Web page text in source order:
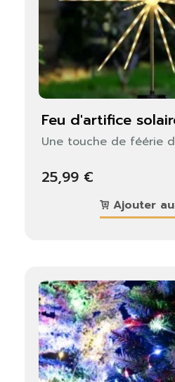
feu d'artifice
Une touche de féérie
25,99 €
Ajouter
produits dans votre liste de
Fermer